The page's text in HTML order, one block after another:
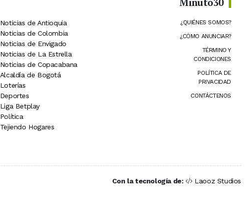
Noticias de Antioquia
Noticias de Colombia
Noticias de Envigado
Noticias de La Estrella
Noticias de Copacabana
Alcaldía de Bogotá
Loterías
Deportes
Liga Betplay
Política
Tejiendo Hogares
¿QUIÉNES SOMOS?
¿CÓMO ANUNCIAR?
TÉRMINO Y
CONDICIONES
POLÍTICA DE
PRIVACIDAD
CONTÁCTENOS
Con la tecnología de: Laooz Studios